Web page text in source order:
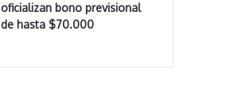
oficializan bono previsional
de hasta $70.000